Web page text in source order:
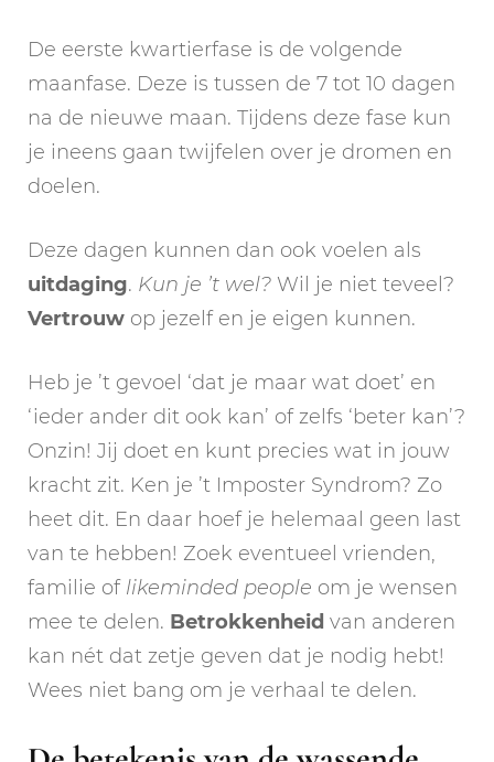
De eerste kwartierfase is de volgende
maanfase. Deze is tussen de 7 tot 10 dagen
na de nieuwe maan. Tijdens deze fase kun
je ineens gaan twijfelen over je dromen en
doelen.
Deze dagen kunnen dan ook voelen als
uitdaging. Kun je ’t wel? Wil je niet teveel?
Vertrouw op jezelf en je eigen kunnen.
Heb je ’t gevoel ‘dat je maar wat doet’ en
‘ieder ander dit ook kan’ of zelfs ‘beter kan’?
Onzin! Jij doet en kunt precies wat in jouw
kracht zit. Ken je ’t Imposter Syndrom? Zo
heet dit. En daar hoef je helemaal geen last
van te hebben! Zoek eventueel vrienden,
familie of likeminded people om je wensen
mee te delen. Betrokkenheid van anderen
kan nét dat zetje geven dat je nodig hebt!
Wees niet bang om je verhaal te delen.